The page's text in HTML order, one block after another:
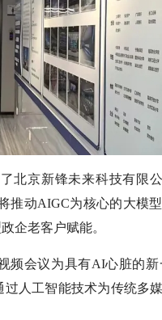
北京新锋未来科技有限
动AIGC为核心的大模
企老客户赋能。
频会议为具有AI心脏的
人工智能技术为传统多